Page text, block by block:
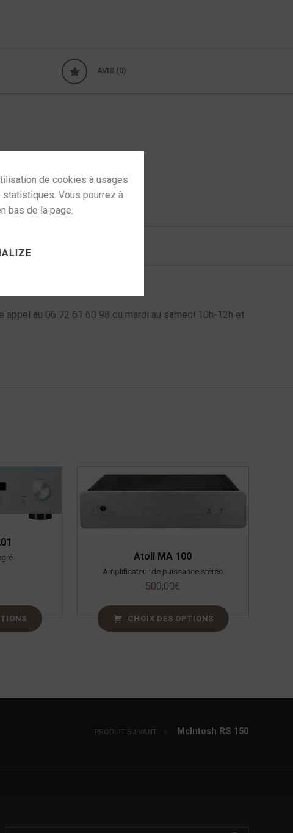
AVIS (0)
appel au 06 72 61 60 98 du mardi au samedi 10h-12h et
Atoll MA 100
Amplificateur de puissance stéréo
500,00€
CHOIX DES OPTIONS
PRODUIT SUIVANT McIntosh RS 150